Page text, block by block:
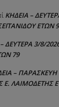
ΚΗΔΕΙΑ –
ΕΤΩΝ
ΔΕΥΤΕΡΑ 3/8/
79
– ΠΑΡΑΣΚΕΥΗ
Ε. ΛΑΙΜΟΔΕΤΗΣ